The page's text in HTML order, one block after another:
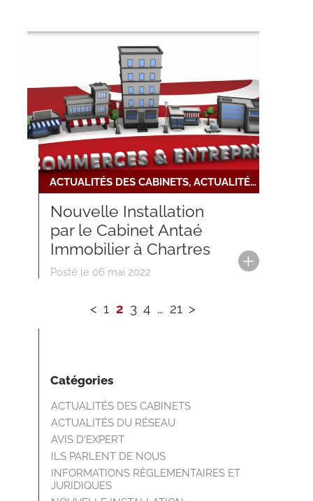
ACTUALITÉS DES CABINETS, ACTUALITÉS DU RÉSEAU, NOUVELLE INSTALLATION
Nouvelle Installation
par le Cabinet Antaé
Immobilier à Chartres
Posté le 06 mai 2022
< 1 2 3 4 … 21 >
Catégories
ACTUALITÉS DES CABINETS
ACTUALITÉS DU RÉSEAU
AVIS D'EXPERT
ILS PARLENT DE NOUS
INFORMATIONS RÈGLEMENTAIRES ET
JURIDIQUES